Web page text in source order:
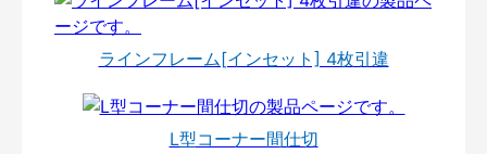
ラインフレーム[インセット] 4枚引違
L型コーナー間仕切